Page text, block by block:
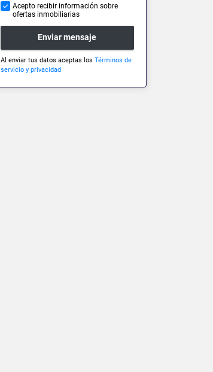
Acepto recibir información sobre
ofertas inmobiliarias
Enviar mensaje
Al enviar tus datos aceptas los Términos de
servicio y privacidad